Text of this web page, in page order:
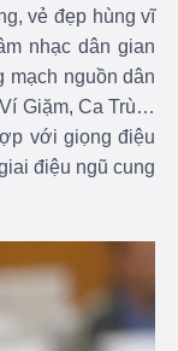
vẻ đẹp hùng vĩ
nhạc dân gian
mạch nguồn dân
Giặm, Ca Trù…
với giọng điệu
điệu ngũ cung